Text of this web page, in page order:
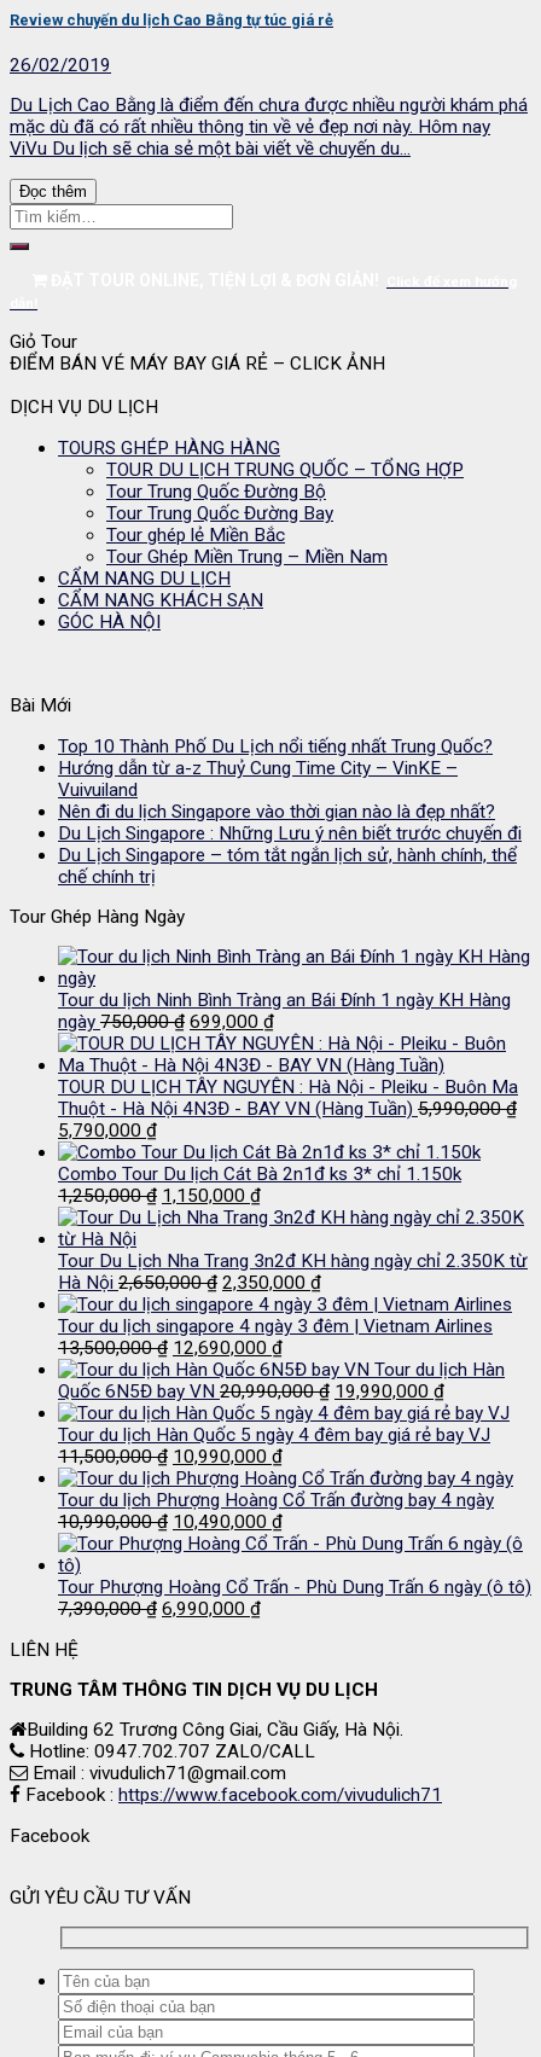
Review chuyến du lịch Cao Bằng tự túc giá rẻ
26/02/2019
Du Lịch Cao Bằng là điểm đến chưa được nhiều người khám phá
mặc dù đã có rất nhiều thông tin về vẻ đẹp nơi này. Hôm nay
ViVu Du lịch sẽ chia sẻ một bài viết về chuyến du...
Đọc thêm
Giỏ Tour
ĐIỂM BÁN VÉ MÁY BAY GIÁ RẺ – CLICK ẢNH
DỊCH VỤ DU LỊCH
TOURS GHÉP HÀNG HÀNG
TOUR DU LỊCH TRUNG QUỐC – TỔNG HỢP
Tour Trung Quốc Đường Bộ
Tour Trung Quốc Đường Bay
Tour ghép lẻ Miền Bắc
Tour Ghép Miền Trung – Miền Nam
CẨM NANG DU LỊCH
CẨM NANG KHÁCH SẠN
GÓC HÀ NỘI
Bài Mới
Top 10 Thành Phố Du Lịch nổi tiếng nhất Trung Quốc?
Hướng dẫn từ a-z Thuỷ Cung Time City – VinKE –
Vuivuiland
Nên đi du lịch Singapore vào thời gian nào là đẹp nhất?
Du Lịch Singapore : Những Lưu ý nên biết trước chuyến đi
Du Lịch Singapore – tóm tắt ngắn lịch sử, hành chính, thể
chế chính trị
Tour Ghép Hàng Ngày
Tour du lịch Ninh Bình Tràng an Bái Đính 1 ngày KH Hàng
ngày 750,000₫ Giá
gốc
là:
750,000 ₫.
699,000 ₫Giá
hiện
tại
là:
699,000 ₫.
TOUR DU LỊCH TÂY NGUYÊN : Hà Nội - Pleiku - Buôn Ma
Thuột - Hà Nội 4N3Đ - BAY VN (Hàng Tuần) 5,990,000₫
Giá
gốc
là:
5,990,000 ₫.
5,790,000 ₫Giá
hiện
tại
là:
5,790,000 ₫.
Combo Tour Du lịch Cát Bà 2n1đ ks 3* chỉ 1.150k
1,250,000₫ Giá
gốc
1,250,000 ₫.
1,150,000 ₫Giá
hiện
là:
1,150,000 ₫.
Tour Du Lịch Nha Trang 3n2đ KH hàng ngày chỉ 2.350K từ
Hà Nội 2,650,000₫ Giá
gốc
là:
2,650,000 ₫.
2,350,000 ₫Giá
hiện
tại
2,350,000 ₫.
Tour du lịch singapore 4 ngày 3 đêm | Vietnam Airlines
13,500,000₫ Giá
gốc
là:
13,500,000 ₫.
12,690,000 ₫Giá
hiện
tại
là:
12,690,000 ₫.
Tour du lịch Hàn
Quốc 6N5Đ bay VN 20,990,000₫ Giá
gốc
là:
19,990,000 ₫Giá
hiện
tại
19,990,000
Tour du lịch Hàn Quốc 5 ngày 4 đêm bay giá rẻ bay VJ
11,500,000₫ Giá
gốc
là:
11,500,000 ₫.
10,990,000 ₫Giá
hiện
tại
là:
10,990,000 ₫.
Tour du lịch Phượng Hoàng Cổ Trấn đường bay 4 ngày
10,990,000₫ Giá
gốc
10,990,000 ₫.
10,490,000 ₫Giá
hiện
là:
Tour Phượng Hoàng Cổ Trấn - Phù Dung Trấn 6 ngày (ô tô)
7,390,000₫ Giá
6,990,000 ₫Giá
6,990,000 ₫.
LIÊN HỆ
TRUNG TÂM THÔNG TIN DỊCH VỤ DU LỊCH
Building 62 Trương Công Giai, Cầu Giấy, Hà Nội.
Hotline: 0947.702.707 ZALO/CALL
Email : vivudulich71@gmail.com
Facebook : https://www.facebook.com/vivudulich71
Facebook
GỬI YÊU CẦU TƯ VẤN